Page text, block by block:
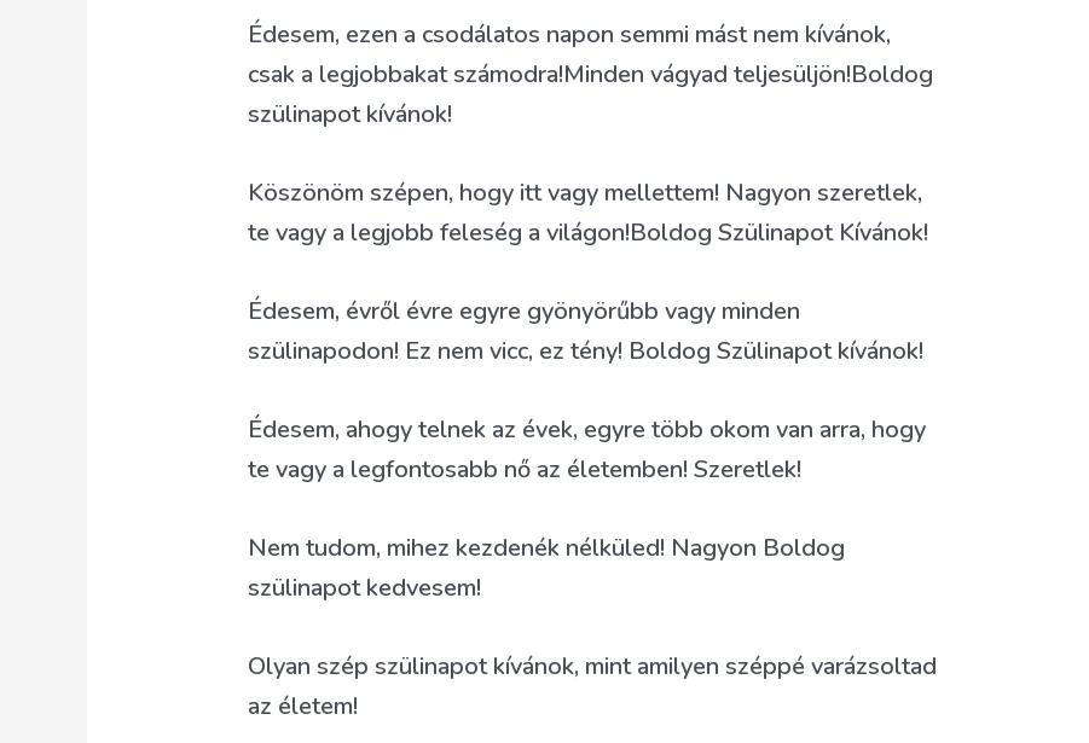
Édesem, ezen a csodálatos napon semmi mást nem kívánok,
csak a legjobbakat számodra!Minden vágyad teljesüljön!Boldog
szülinapot kívánok!
Köszönöm szépen, hogy itt vagy mellettem! Nagyon szeretlek,
te vagy a legjobb feleség a világon!Boldog Szülinapot Kívánok!
Édesem, évről évre egyre gyönyörűbb vagy minden
szülinapodon! Ez nem vicc, ez tény! Boldog Szülinapot kívánok!
Édesem, ahogy telnek az évek, egyre több okom van arra, hogy
te vagy a legfontosabb nő az életemben! Szeretlek!
Nem tudom, mihez kezdenék nélküled! Nagyon Boldog
szülinapot kedvesem!
Olyan szép szülinapot kívánok, mint amilyen széppé varázsoltad
az életem!